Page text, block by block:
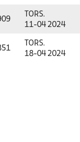
TORS.
11-04 2024
TORS.
18-04 2024